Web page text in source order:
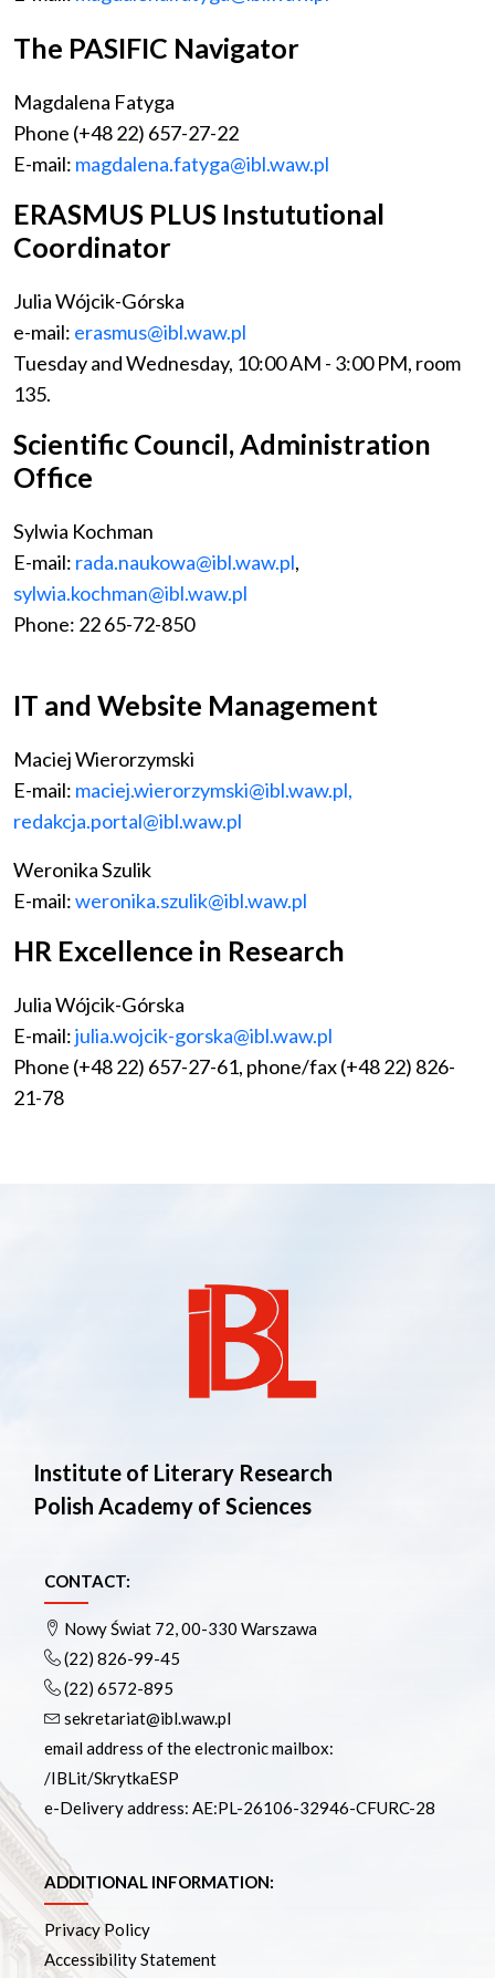
The PASIFIC Navigator
Magdalena Fatyga
Phone (+48 22) 657-27-22
E-mail: magdalena.fatyga@ibl.waw.pl
ERASMUS PLUS Instututional
Coordinator
Julia Wójcik-Górska
e-mail: erasmus@ibl.waw.pl
Tuesday and Wednesday, 10:00 AM - 3:00 PM, room
135.
Scientific Council, Administration
Office
Sylwia Kochman
E-mail: rada.naukowa@ibl.waw.pl,
sylwia.kochman@ibl.waw.pl
Phone: 22 65-72-850
IT and Website Management
Maciej Wierorzymski
E-mail: maciej.wierorzymski@ibl.waw.pl,
redakcja.portal@ibl.waw.pl
Weronika Szulik
E-mail:weronika.szulik@ibl.waw.pl
HR Excellence in Research
Julia Wójcik-Górska
E-mail:julia.wojcik-gorska@ibl.waw.pl
Phone (+48 22) 657-27-61, phone/fax (+48 22) 826-
21-78
Institute of Literary Research
Polish Academy of Sciences
CONTACT:
Nowy Świat 72, 00-330 Warszawa
(22) 826-99-45
(22) 6572-895
sekretariat@ibl.waw.pl
email address of the electronic mailbox:
/IBLit/SkrytkaESP
e-Delivery address: AE:PL-26106-32946-CFURC-28
ADDITIONAL INFORMATION:
Privacy Policy
Accessibility Statement